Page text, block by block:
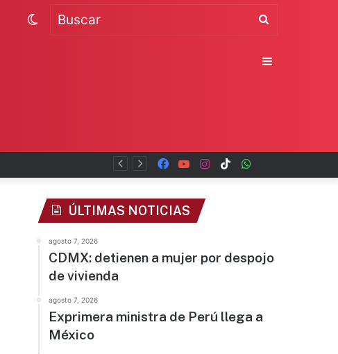
TikTok
Instagram
YouTube
Facebook
Switch
ÚLTIMAS NOTICIAS
agosto 7, 2026
CDMX: detienen a mujer por despojo
de vivienda
agosto 7, 2026
Exprimera ministra de Perú llega a
México